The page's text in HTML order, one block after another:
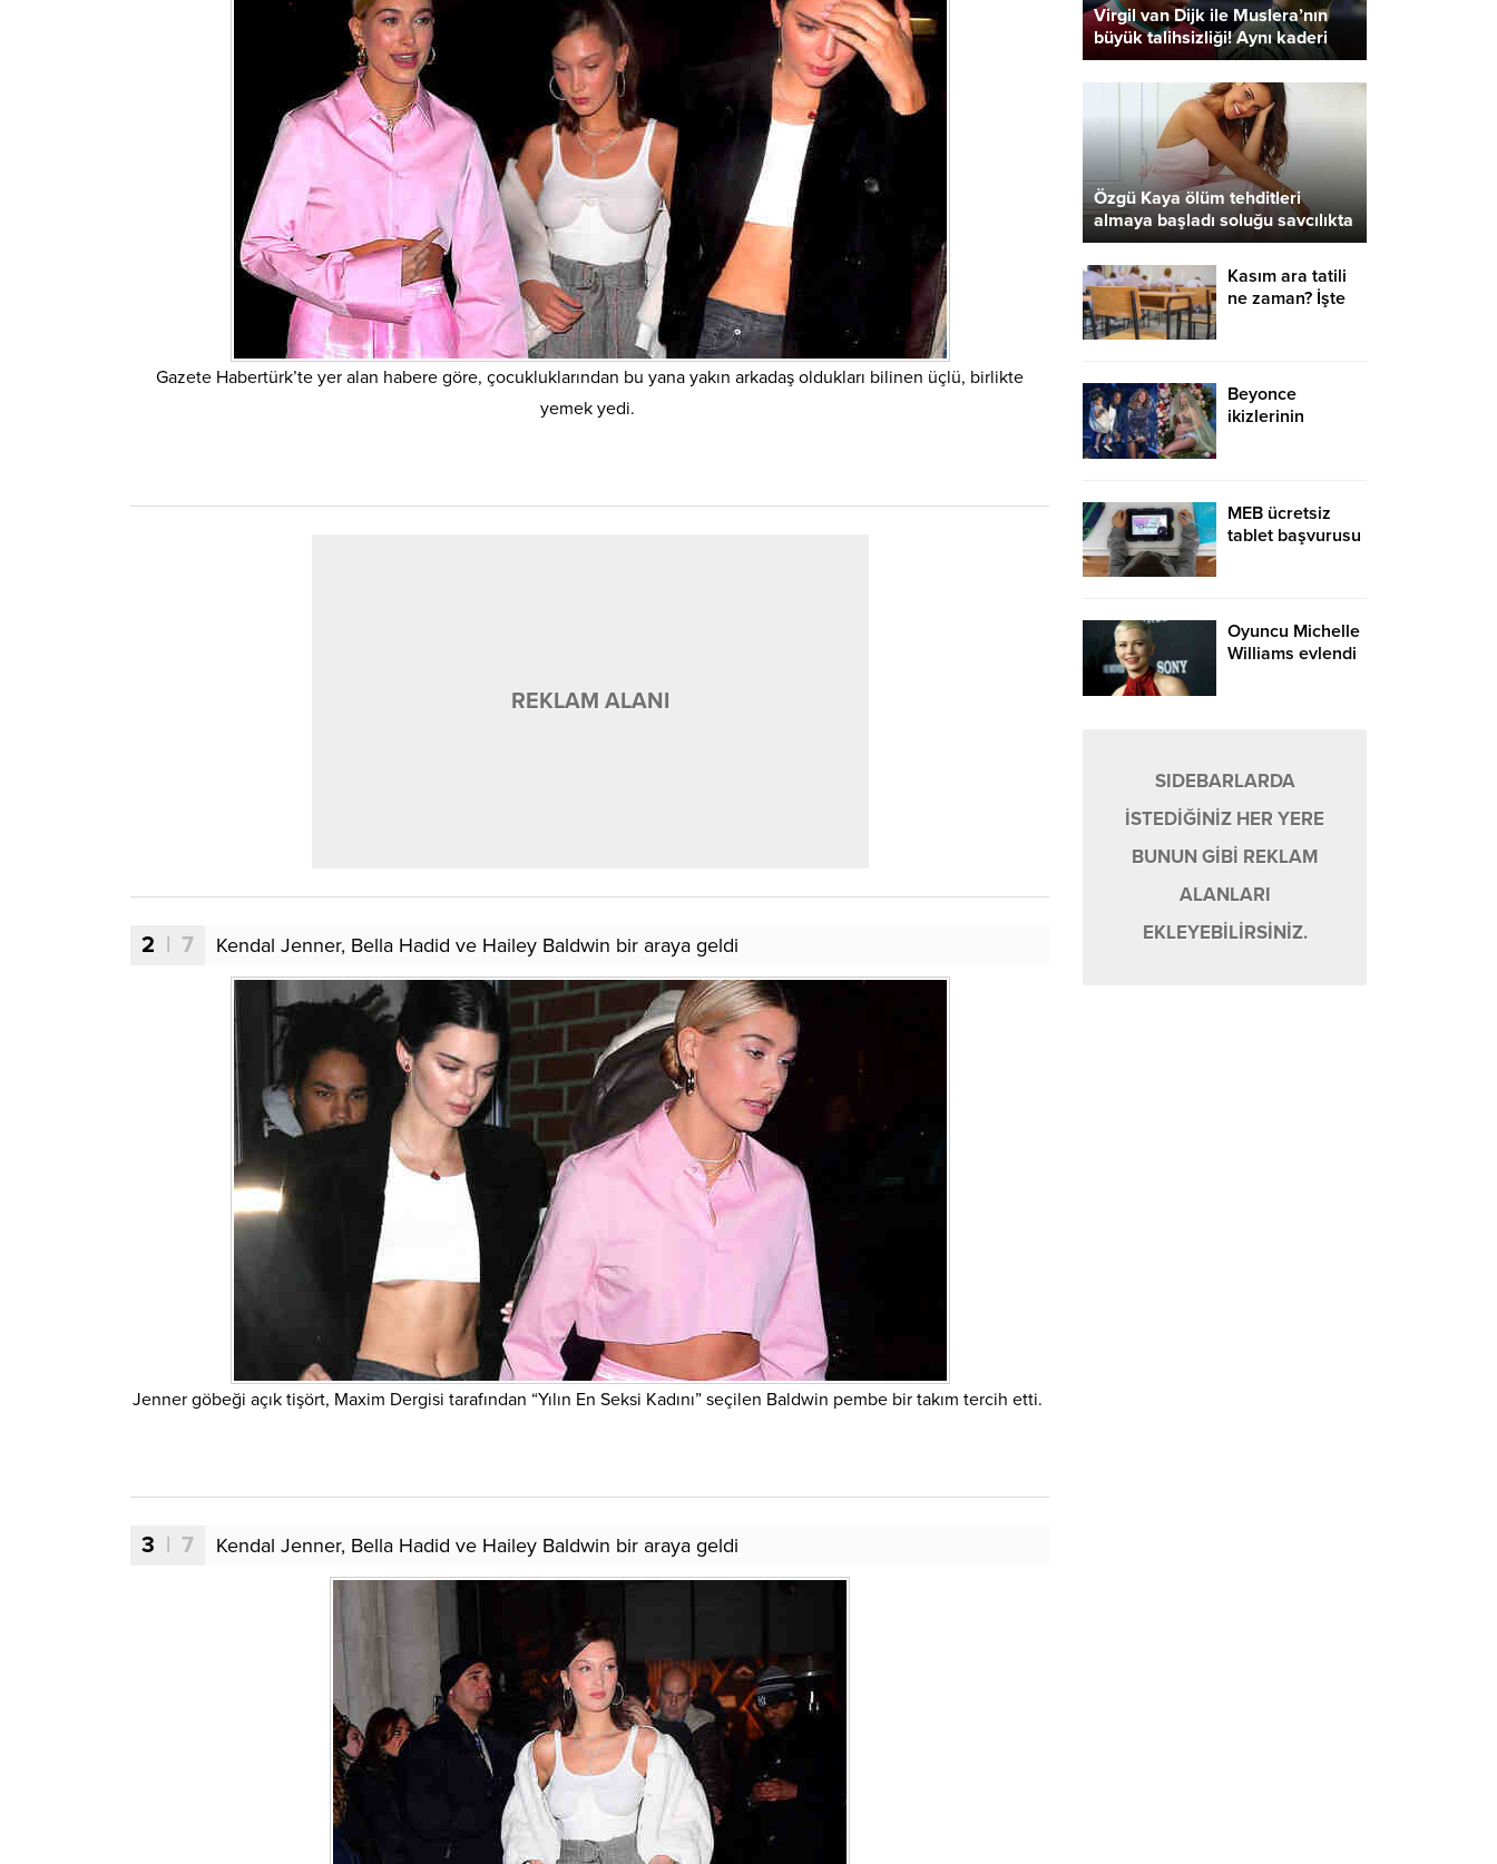
Gazete Habertürk’te yer alan habere göre, çocukluklarından bu yana yakın arkadaş oldukları bilinen üçlü, birlikte
yemek yedi.
REKLAM ALANI
2 | 7 Kendal Jenner, Bella Hadid ve Hailey Baldwin bir araya geldi
Jenner göbeği açık tişört, Maxim Dergisi tarafından “Yılın En Seksi Kadını” seçilen Baldwin pembe bir takım tercih etti.
3 | 7 Kendal Jenner, Bella Hadid ve Hailey Baldwin bir araya geldi
Virgil van Dijk ile Muslera’nın
büyük talihsizliği! Aynı kaderi
paylaştılar…
Özgü Kaya ölüm tehditleri
almaya başladı soluğu savcılıkta
aldı
Kasım ara tatili
ne zaman? İşte
Beyonce
ikizlerinin
MEB ücretsiz
tablet başvurusu
mı? İşte ücretsiz
tablet başvuru ve
Oyuncu Michelle
Williams evlendi
SIDEBARLARDA
İSTEDİĞİNİZ HER YERE
BUNUN GİBİ REKLAM
ALANLARI
EKLEYEBİLİRSİNİZ.